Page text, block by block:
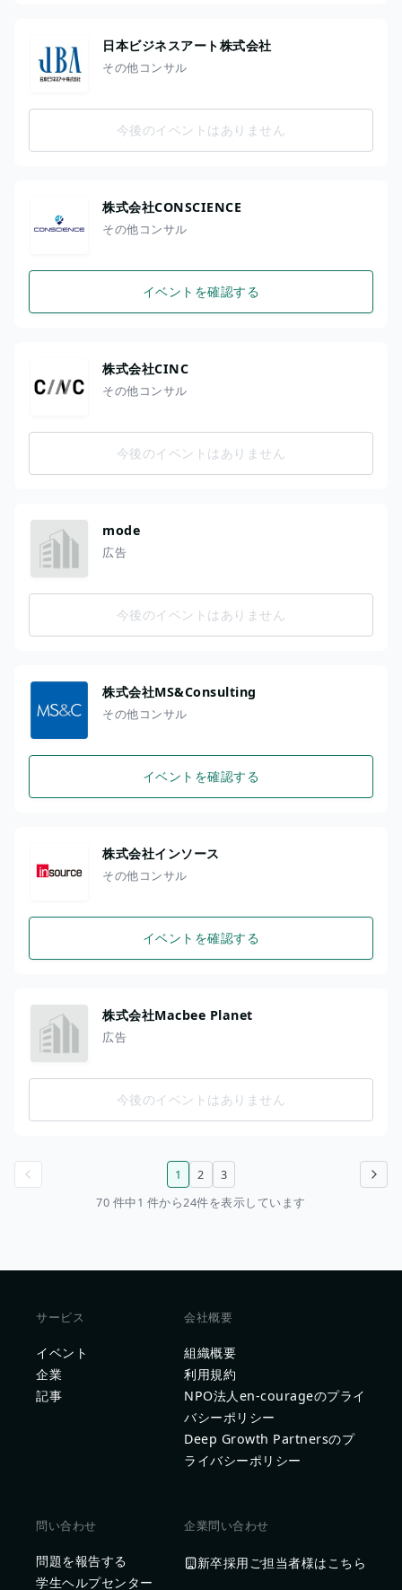
日本ビジネスアート株式会社
その他コンサル
今後のイベントはありません
株式会社CONSCIENCE
その他コンサル
イベントを確認する
株式会社CINC
その他コンサル
今後のイベントはありません
mode
広告
今後のイベントはありません
株式会社MS&Consulting
その他コンサル
イベントを確認する
株式会社インソース
その他コンサル
イベントを確認する
株式会社Macbee Planet
広告
今後のイベントはありません
次のページ
1 2
3
70 件中1 件から24件を表示しています
サービス
イベント
企業
記事
会社概要
組織概要
利用規約
NPO法人en-courageのプライ
バシーポリシー
Deep Growth Partnersのプ
ライバシーポリシー
問い合わせ
問題を報告する
学生ヘルプセンター
企業問い合わせ
新卒採用ご担当者様はこちら